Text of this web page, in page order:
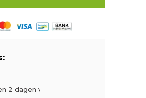
2 dagen verzonden